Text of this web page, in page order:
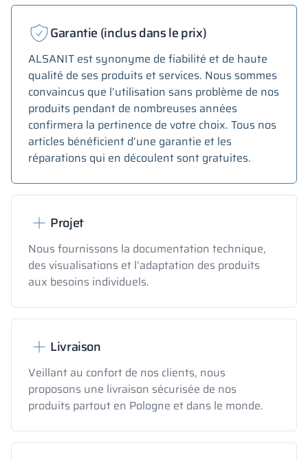
Garantie (inclus dans le prix)
ALSANIT est synonyme de fiabilité et de haute
qualité de ses produits et services. Nous sommes
convaincus que l’utilisation sans problème de nos
produits pendant de nombreuses années
confirmera la pertinence de votre choix. Tous nos
articles bénéficient d’une garantie et les
réparations qui en découlent sont gratuites.
Projet
Nous fournissons la documentation technique,
des visualisations et l’adaptation des produits
aux besoins individuels.
Livraison
Veillant au confort de nos clients, nous
proposons une livraison sécurisée de nos
produits partout en Pologne et dans le monde.